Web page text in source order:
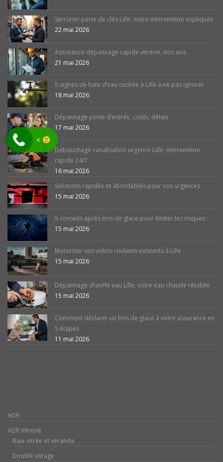
Serrurier perte de clés Lille, notre intervention expliquée
22 mai 2026
Assistance dépannage rapide vitrerie, nos avis
21 mai 2026
5 signes de fuite d’eau cachée à Lille à ne pas ignorer
18 mai 2026
Dépannage porte d’entrée, coûts, délais
17 mai 2026
Débouchage canalisation urgence Lille, intervention
rapide 24/7
16 mai 2026
Solutions rapides et abordables pour vos urgences
15 mai 2026
5 conseils après bris de glace pour limiter les risques
15 mai 2026
Motoriser vos volets roulants existants à Lille
15 mai 2026
Dépannage chauffe eau Lille, votre eau chaude rétablie
15 mai 2026
Comment déclarer un bris de glace à votre assurance en
5 étapes
11 mai 2026
ADR
ADR Vitrerie
Baie vitrée et véranda
Double vitrage
<